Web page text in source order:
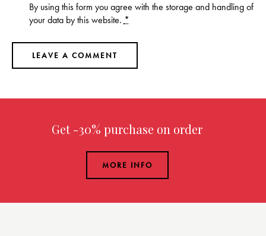
By using this form you agree with the storage and handling of
your data by this website.*
Get -30% purchaseon order over
MORE INFO